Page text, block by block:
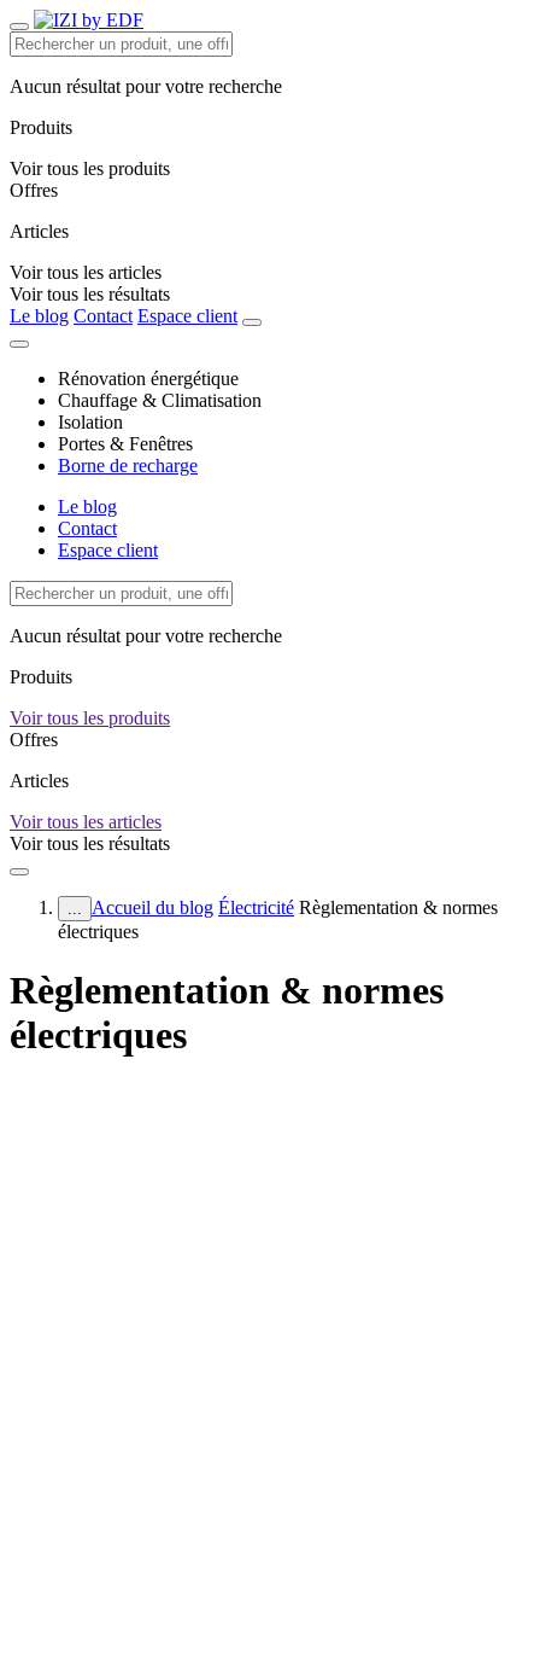
Aucun résultat pour votre recherche
Produits
Voir tous les produits
Offres
Articles
Voir tous les articles
Voir tous les résultats
Le blog Contact Espace client
Rénovation énergétique
Chauffage & Climatisation
Isolation
Portes & Fenêtres
Borne de recharge
Le blog
Contact
Espace client
Aucun résultat pour votre recherche
Produits
Voir tous les produits
Offres
Articles
Voir tous les articles
Voir tous les résultats
... Accueil du blog Électricité Règlementation & normes
électriques
Règlementation & normes
électriques